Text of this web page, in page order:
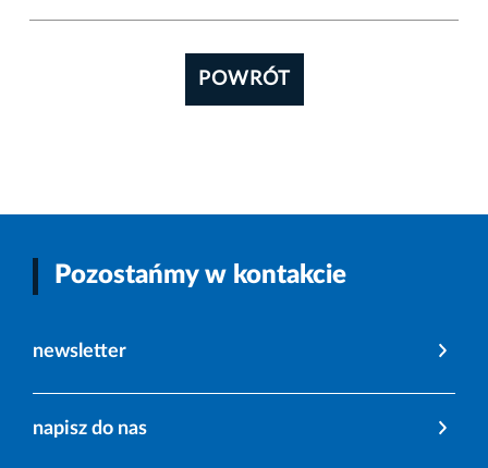
POWRÓT
Pozostańmy w kontakcie
newsletter
napisz do nas